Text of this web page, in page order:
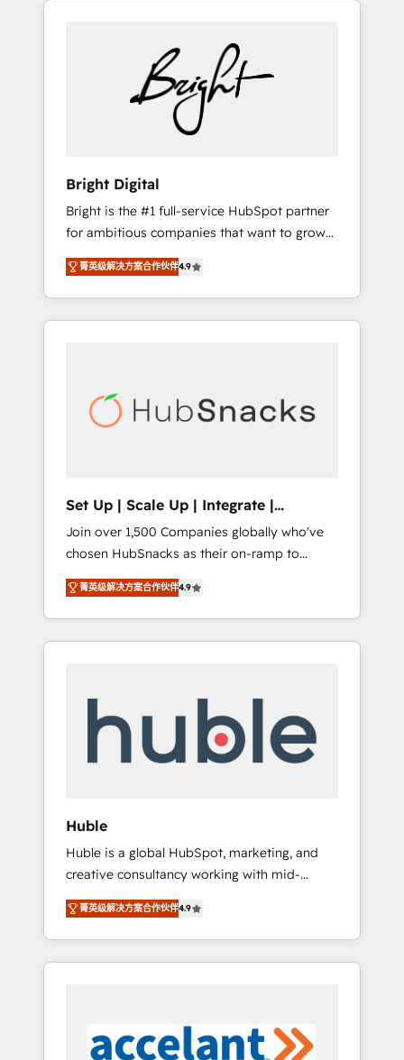
Impact Award 🏆2022 Technical Expertise
Impact Award 🏆2022 Platform Migration
Excellence Impact Award 🏆2020 Elite
Solutions Partner 🏆2019 Integrations
Website Design HubSpot Impact Award 🏆
2017 Website Design HubSpot Impact Award
🏆2016 Growth-Driven Design Agency of the
Year 🏆2016 Sales Enablement HubSpot
Impact Award 🏆2015 Growth-Driven Design
Agency of the Year 🏆2015 Became the 5th
Agency to reach Diamond 🏆2014 HubSpot
Became a HubSpot Partner 📆Founded in
Bright Digital
Bright is the #1 full-service HubSpot partner
for ambitious companies that want to grow
smarter. From HubSpot onboarding, to
training, from developing a new website to
lead generation and digital marketing; we do
it all (and with great results)! In short, our
modules, integrations - Marketing & sales
solutions: digital marketing, advertising,
people, exciting ideas and can-do mentality,
we ensure revenue growth on a daily basis.
So tell us your challenge; our passionate and
growth driven team of 100+ experts is ready
for you! Driving digital growth |
www.brightdigital.com
菁英级解决方案合作伙伴4.9
Set Up | Scale Up | Integrate |
HubSnacks FlexPlan
Join over 1,500 Companies globally who've
chosen HubSnacks as their on-ramp to
HubSpot since 2014 Simple pay-as-you-go
plans that accelerate value... 1️⃣ Set Up |
Onboarding New or Check-fixing existing
HubSpot portals 2️⃣ Scale Up | 100% HubSpot
API Integration project... ⬅️ Click "Contact
Business" ⬅️ to access 150+ Kickstart
Paypal 💰 Sage or Netsuite 🤖 Google or
Microsoft ✍️ DocuSign or PandaDoc 🌐
Avalara or Quaderno HubSnacks holds the
rare Advanced "Custom Integrations"
Accreditation, securely sync data across... 🔄
any apps, in any direction. Stuck on your old
CRM..? Migrate | seamlessly off your old CRM
our in-house "HubScrub" Tool.
菁英级解决方案合作伙伴4.9
Huble
Huble is a global HubSpot, marketing, and
creative consultancy working with mid-
market and enterprise businesses. We go
beyond implementation, shaping the
strategy, processes, and teams that turn
HubSpot into a genuine growth engine.
5 partners worldwide, and with over 15 years
in the ecosystem, Huble has built a track
菁英级解决方案合作伙伴4.9